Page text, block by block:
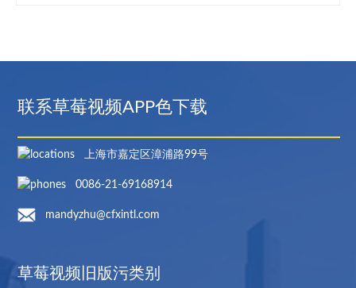
联系草莓视频APP色下载
上海市嘉定区漳浦路99号
0086-21-69168914
mandyzhu@cfxintl.com
草莓视频旧版污类别